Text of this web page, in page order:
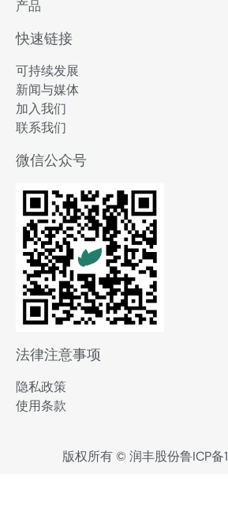
产品
快速链接
可持续发展
新闻与媒体
加入我们
联系我们
微信公众号
法律注意事项
隐私政策
使用条款
版权所有 © 润丰股份鲁ICP